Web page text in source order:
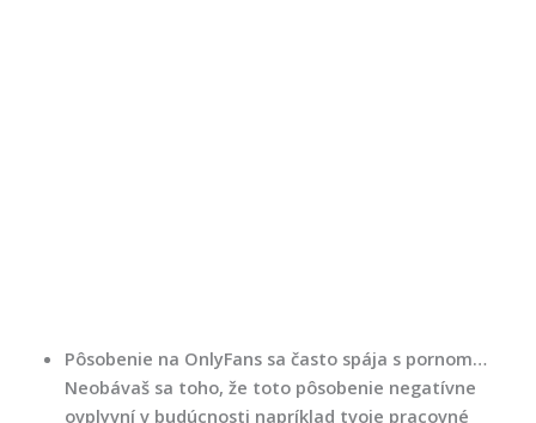
Pôsobenie na OnlyFans sa často spája s pornom…
Neobávaš sa toho, že toto pôsobenie negatívne
ovplyvní v budúcnosti napríklad tvoje pracovné